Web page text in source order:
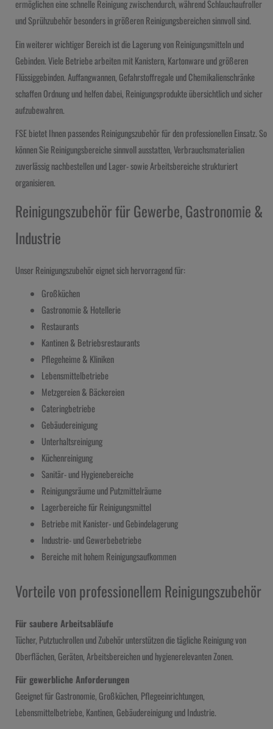
ermöglichen eine schnelle Reinigung zwischendurch, während Schlauchaufroller
und Sprühzubehör besonders in größeren Reinigungsbereichen sinnvoll sind.
Ein weiterer wichtiger Bereich ist die Lagerung von Reinigungsmitteln und
Gebinden. Viele Betriebe arbeiten mit Kanistern, Kartonware und größeren
Flüssiggebinden. Auffangwannen, Gefahrstoffregale und Chemikalienschränke
schaffen Ordnung und helfen dabei, Reinigungsprodukte übersichtlich und sicher
aufzubewahren.
FSE bietet Ihnen passendes Reinigungszubehör für den professionellen Einsatz. So
können Sie Reinigungsbereiche sinnvoll ausstatten, Verbrauchsmaterialien
zuverlässig nachbestellen und Lager- sowie Arbeitsbereiche strukturiert
organisieren.
Reinigungszubehör für Gewerbe, Gastronomie &
Industrie
Unser Reinigungszubehör eignet sich hervorragend für:
Großküchen
Gastronomie & Hotellerie
Restaurants
Kantinen & Betriebsrestaurants
Pflegeheime & Kliniken
Lebensmittelbetriebe
Metzgereien & Bäckereien
Cateringbetriebe
Gebäudereinigung
Unterhaltsreinigung
Küchenreinigung
Sanitär- und Hygienebereiche
Reinigungsräume und Putzmittelräume
Lagerbereiche für Reinigungsmittel
Betriebe mit Kanister- und Gebindelagerung
Industrie- und Gewerbebetriebe
Bereiche mit hohem Reinigungsaufkommen
Vorteile von professionellem Reinigungszubehör
Für saubere Arbeitsabläufe
Tücher, Putztuchrollen und Zubehör unterstützen die tägliche Reinigung von
Oberflächen, Geräten, Arbeitsbereichen und hygienerelevanten Zonen.
Für gewerbliche Anforderungen
Geeignet für Gastronomie, Großküchen, Pflegeeinrichtungen,
Lebensmittelbetriebe, Kantinen, Gebäudereinigung und Industrie.